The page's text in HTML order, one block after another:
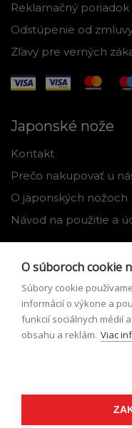
Reklamačný poriadok
Odstúpenie od
Zľavy pre verných
Japonské nože
Kontakt
Prečo nakupovať u
O japonských nožoch
Návod na použitie a
Môj profil
Zabudnuté heslo
Formulár pre
O súboroch cookie
Súbory cookie
informácií o výkone a
funkcií sociálnych médií
obsahu a reklám. Viac